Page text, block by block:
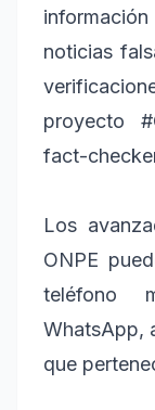
noticias
proyecto
fact-
Los
ONPE
teléfono
WhatsApp,
que